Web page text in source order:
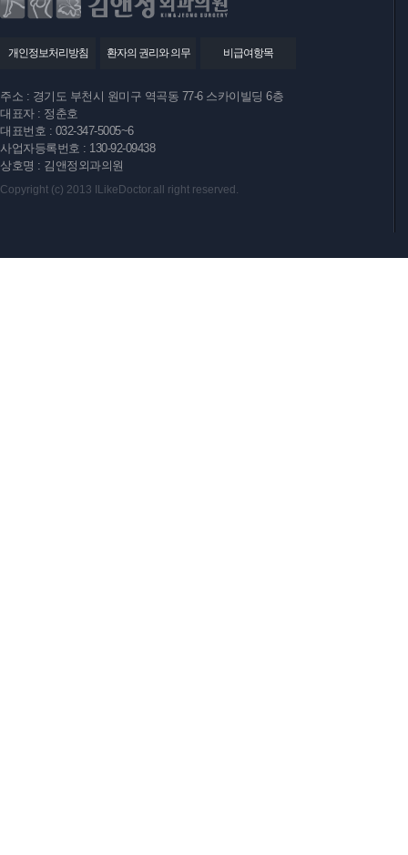
개인정보처리방침 환자의 권리와 의무 비급여항목
주소 : 경기도 부천시 원미구 역곡동 77-6 스카이빌딩 6층
대표자 : 정춘호
대표번호 : 032-347-5005~6
사업자등록번호 : 130-92-09438
상호명 : 김앤정외과의원
Copyright (c) 2013 ILikeDoctor.all right reserved.